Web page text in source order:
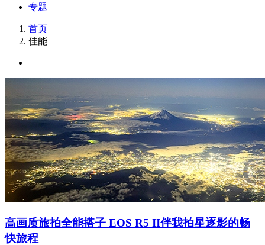
专题
首页
佳能
高画质旅拍全能搭子 EOS R5 II伴我拍星逐影的畅
快旅程